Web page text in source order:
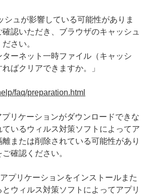
ュが影響している可能性がありま
認いただき、ブラウザのキャッシュ
さい。
ターネット一時ファイル（キャッシ
ばクリアできますか。」
faq/preparation.html
リケーションがダウンロードできな
いるウィルス対策ソフトによってア
または削除されている可能性があり
確認ください。
アプリケーションをインストールまた
ウィルス対策ソフトによってアプリ